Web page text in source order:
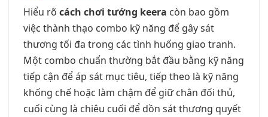
Hiểu rõ cách chơi tướng keera còn bao gồm
việc thành thạo combo kỹ năng để gây sát
thương tối đa trong các tình huống giao tranh.
Một combo chuẩn thường bắt đầu bằng kỹ năng
tiếp cận để áp sát mục tiêu, tiếp theo là kỹ năng
khống chế hoặc làm chậm để giữ chân đối thủ,
cuối cùng là chiêu cuối để dồn sát thương quyết